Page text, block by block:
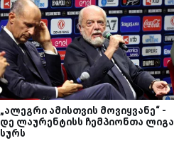
„ალეგრი ამისთვის მოვიყვანე“ -
დე ლაურენტისს ჩემპიონთა ლიგა
სურს